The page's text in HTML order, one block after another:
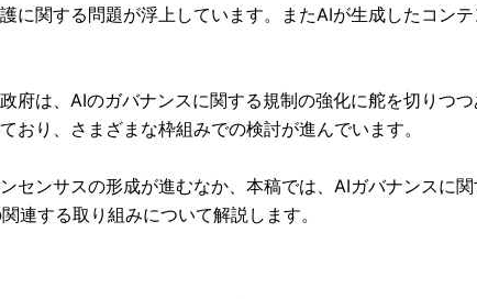
に関する問題が浮上しています。またAIが生成したコン
府は、AIのガバナンスに関する規制の強化に舵を切りつ
おり、さまざまな枠組みでの検討が進んでいます。
センサスの形成が進むなか、本稿では、AIガバナンスに
連する取り組みについて解説します。